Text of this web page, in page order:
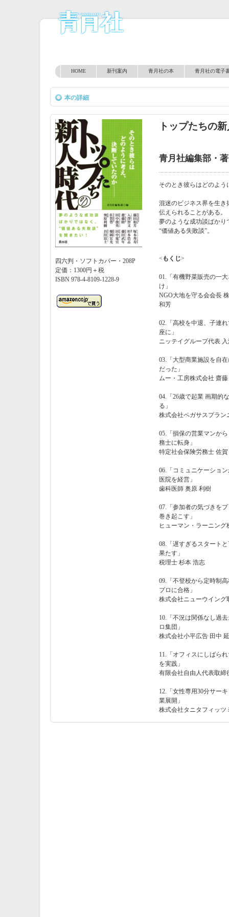
HOME 新刊案内 青月社の本 青月社の電子
本の詳細
四六判・ソフトカバー・208P
定価：1300円＋税
ISBN 978-4-8109-1228-9
トップたちの
青月社編集部・著
そのとき彼らはどのよ
混迷のビジネス界を生
伝えられることがある。
夢のような成功談ばかり
“価値ある失敗談”。
< もくじ>
01.「有機野菜販売の一
け」
NGO大地を守る会会長
和芳
02.「高校を中退、子連
座に」
ニッテイグループ代表
03.「大型商業施設を自
だった」
ムー・工房株式会社 齋藤
04.「26歳で起業 画期的
る」
株式会社ペガサスプラン
05.「損保の営業マンか
務士に転身」
特定社会保険労務士 佐賀
06.「コミュニケーショ
医院を経営」
歯科医師 奥原 利樹
07.「参加者の気づきを
巻き起こす」
ヒューマン・ラーニング
08.「遅すぎるスタート
果たす」
税理士 杉本 浩志
09.「不登校から定時制
プロに合格」
株式会社ニューウイング
10.「不況は関係なし過
ロ集団」
株式会社小平広告 田中
11.「オフィスにしばら
を実践」
有限会社自由人代表取締
12.「女性専用30分サー
業展開」
株式会社タニタフィッツ